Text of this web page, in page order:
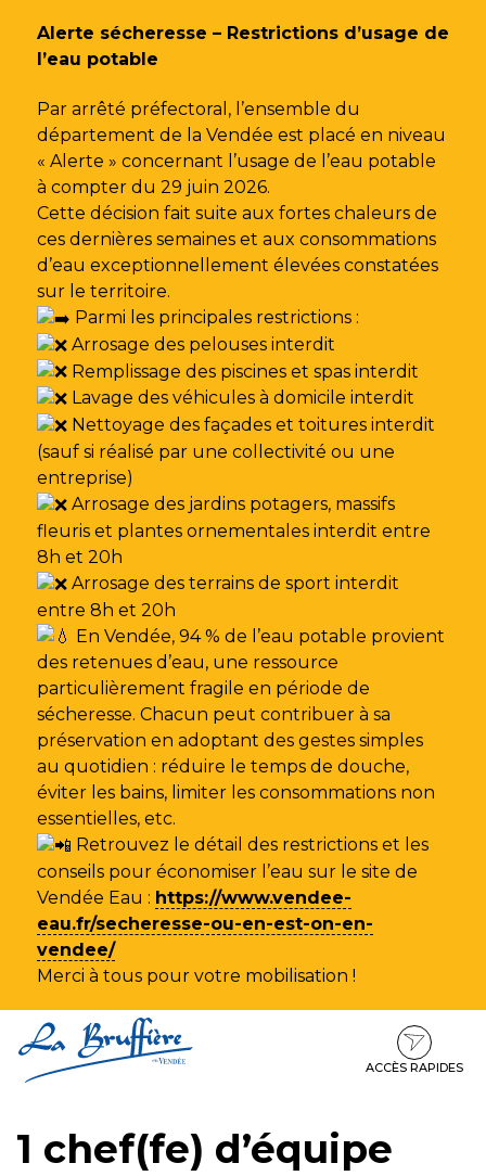
Alerte sécheresse – Restrictions d’usage de
l’eau potable
Par arrêté préfectoral, l’ensemble du
département de la Vendée est placé en niveau
« Alerte » concernant l’usage de l’eau potable
à compter du 29 juin 2026.
Cette décision fait suite aux fortes chaleurs de
ces dernières semaines et aux consommations
d’eau exceptionnellement élevées constatées
sur le territoire.
Parmi les principales restrictions :
Arrosage des pelouses interdit
Remplissage des piscines et spas interdit
Lavage des véhicules à domicile interdit
Nettoyage des façades et toitures interdit
(sauf si réalisé par une collectivité ou une
entreprise)
Arrosage des jardins potagers, massifs
fleuris et plantes ornementales interdit entre
8h et 20h
Arrosage des terrains de sport interdit
entre 8h et 20h
En Vendée, 94 % de l’eau potable provient
des retenues d’eau, une ressource
particulièrement fragile en période de
sécheresse. Chacun peut contribuer à sa
préservation en adoptant des gestes simples
au quotidien : réduire le temps de douche,
éviter les bains, limiter les consommations non
essentielles, etc.
Retrouvez le détail des restrictions et les
conseils pour économiser l’eau sur le site de
Vendée Eau : https://www.vendee-
eau.fr/secheresse-ou-en-est-on-en-
vendee/
Merci à tous pour votre mobilisation !
au
contenu
au
ACCÈS RAPIDES
1 chef(fe) d’équipe